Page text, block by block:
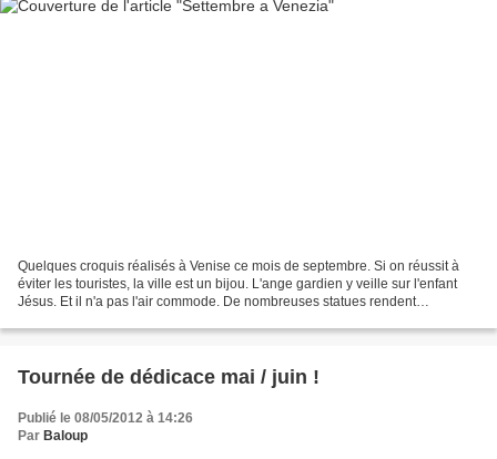
Quelques croquis réalisés à Venise ce mois de septembre. Si on réussit à
éviter les touristes, la ville est un bijou. L'ange gardien y veille sur l'enfant
Jésus. Et il n'a pas l'air commode. De nombreuses statues rendent
Tournée de dédicace mai / juin !
Publié le 08/05/2012 à 14:26
Par Baloup